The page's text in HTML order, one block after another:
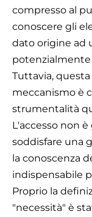
compresso al
conoscere gli
dato origine ad
Tuttavia,
meccanismo è
strumentalità
L'accesso non
soddisfare una
la conoscenza
indispensabile
Proprio la
"necessità" è